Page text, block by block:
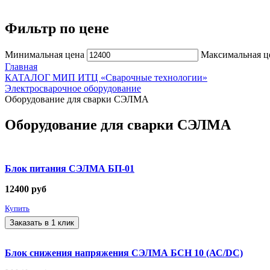
Фильтр по цене
Минимальная цена Максимальная
Главная
КАТАЛОГ МИП ИТЦ «Сварочные технологии»
Электросварочное оборудование
Оборудование для сварки СЭЛМА
Оборудование для сварки СЭЛМА
Блок питания СЭЛМА БП-01
12400 руб
Купить
Заказать в 1 клик
Блок снижения напряжения СЭЛМА БСН 10 (АС/DC)